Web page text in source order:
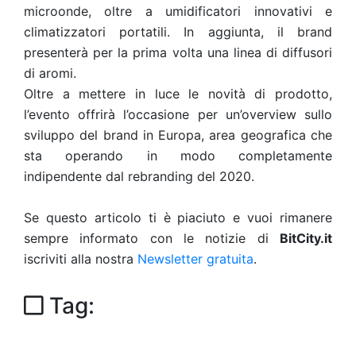
microonde, oltre a umidificatori innovativi e
climatizzatori portatili. In aggiunta, il brand
presenterà per la prima volta una linea di diffusori
di aromi.
Oltre a mettere in luce le novità di prodotto,
l’evento offrirà l’occasione per un’overview sullo
sviluppo del brand in Europa, area geografica che
sta operando in modo completamente
indipendente dal rebranding del 2020.
Se questo articolo ti è piaciuto e vuoi rimanere
sempre informato con le notizie di BitCity.it
iscriviti alla nostra Newsletter gratuita.
Tag: